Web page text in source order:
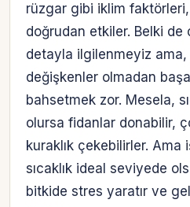
rüzgar gibi iklim faktörleri,
doğrudan etkiler. Belki
detayla ilgilenmeyiz
değişkenler olmadan
bahsetmek zor. Mesela,
olursa fidanlar donabilir,
kuraklık çekebilirler. Ama
sıcaklık ideal seviyede
bitkide stres yaratır ve